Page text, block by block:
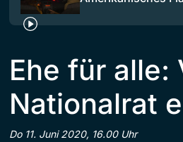
Ehe für alle:
Nationalrat
Do 11. Juni 2020, 16.00 Uhr